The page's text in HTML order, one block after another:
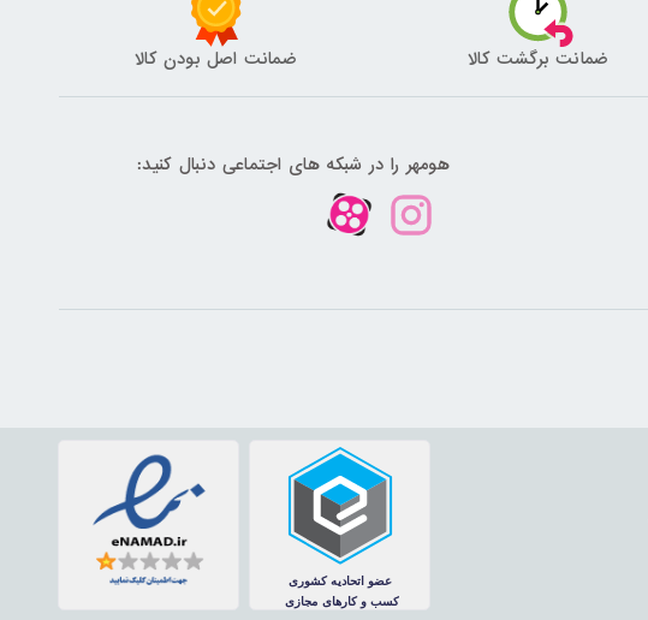
ضمانت برگشت کالا ضمانت اصل بودن کالا
هومهر را در شبکه های اجتماعی دنبال کنید: